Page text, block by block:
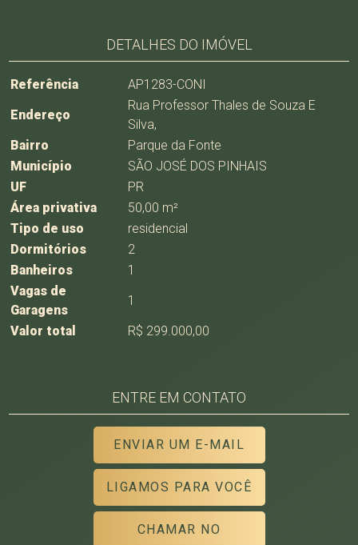
DETALHES DO IMÓVEL
Referência
AP1283-CONI
Endereço
Rua Professor Thales de Souza E
Silva,
Bairro
Parque da Fonte
Município
SÃO JOSÉ DOS PINHAIS
UF
PR
Área privativa
50,00 m²
Tipo de uso
residencial
Dormitórios
2
Banheiros
1
Vagas de
Garagens
1
Valor total
R$ 299.000,00
ENTRE EM CONTATO
ENVIAR UM E-MAIL
LIGAMOS PARA VOCÊ
CHAMAR NO